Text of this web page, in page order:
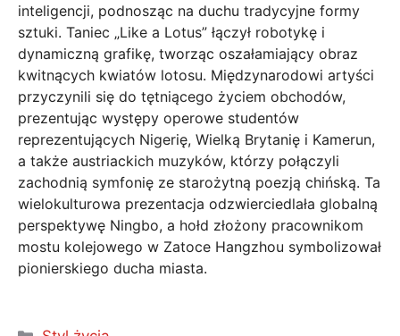
inteligencji, podnosząc na duchu tradycyjne formy
sztuki. Taniec „Like a Lotus” łączył robotykę i
dynamiczną grafikę, tworząc oszałamiający obraz
kwitnących kwiatów lotosu. Międzynarodowi artyści
przyczynili się do tętniącego życiem obchodów,
prezentując występy operowe studentów
reprezentujących Nigerię, Wielką Brytanię i Kamerun,
a także austriackich muzyków, którzy połączyli
zachodnią symfonię ze starożytną poezją chińską. Ta
wielokulturowa prezentacja odzwierciedlała globalną
perspektywę Ningbo, a hołd złożony pracownikom
mostu kolejowego w Zatoce Hangzhou symbolizował
pionierskiego ducha miasta.